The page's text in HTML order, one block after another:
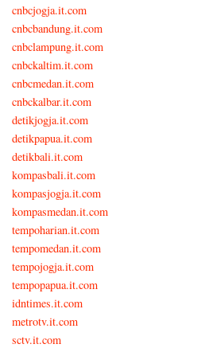
cnbcjogja.it.com
cnbcbandung.it.com
cnbclampung.it.com
cnbckaltim.it.com
cnbcmedan.it.com
cnbckalbar.it.com
detikjogja.it.com
detikpapua.it.com
detikbali.it.com
kompasbali.it.com
kompasjogja.it.com
kompasmedan.it.com
tempoharian.it.com
tempomedan.it.com
tempojogja.it.com
tempopapua.it.com
idntimes.it.com
metrotv.it.com
sctv.it.com